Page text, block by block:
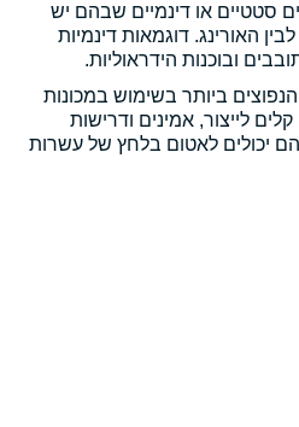
סטטיים או דינמיים שבהם יש
האורינג. דוגמאות דינמיות
ובוכנות הידראוליות.
ביותר בשימוש במכונות
לייצור, אמינים ודרישות
יכולים לאטום בלחץ של עשרות